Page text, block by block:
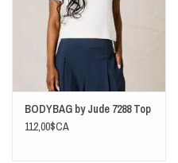
BODYBAG by Jude 7288 Top
112,00$CA